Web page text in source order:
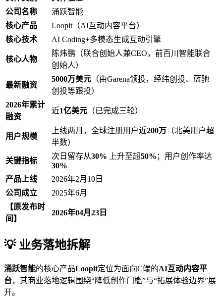
公司名称
涌跃智能
核心产品
Loopit（AI互动内容平台）
核心技术
AI Coding+多模态生成互动引擎
核心人物
陈炜鹏（联合创始人兼CEO，前百川智能联合
创始人）
最新融资
5000万美元 （由Garena领投，经纬创投、蓝驰
创投等跟投）
2026年累计
融资
近1亿美元 （已完成三轮）
用户规模
上线两月，全球注册用户近200万 （北美用户超
半数）
关键指标
次日留存从30% 上升至超50% ；用户创作率达
30%
产品上线
2026年2月10日
公司成立
2025年6月
【原发布时
间】
2026年04月23日
💡 业务落地拆解
涌跃智能的核心产品Loopit定位为面向C端的AI互动内容平
台，其商业落地逻辑围绕“降低创作门槛”与“拓展体验边界”展
开。